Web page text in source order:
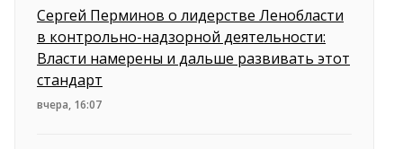
Сергей Перминов о лидерстве Ленобласти
в контрольно-надзорной деятельности:
Власти намерены и дальше развивать этот
стандарт
вчера, 16:07